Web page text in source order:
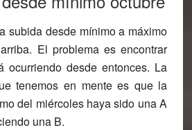
subida desde mínimo a máximo
El problema es encontrar
ocurriendo desde entonces. La
tenemos en mente es que la
del miércoles haya sido una A
una B.